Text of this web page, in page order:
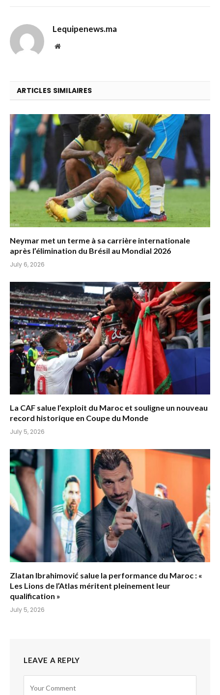
Lequipenews.ma
Website
ARTICLES SIMILAIRES
Neymar met un terme à sa carrière internationale
après l’élimination du Brésil au Mondial 2026
July 6, 2026
La CAF salue l’exploit du Maroc et souligne un nouveau
record historique en Coupe du Monde
July 5, 2026
Zlatan Ibrahimović salue la performance du Maroc : «
Les Lions de l’Atlas méritent pleinement leur
qualification »
July 5, 2026
LEAVE A REPLY